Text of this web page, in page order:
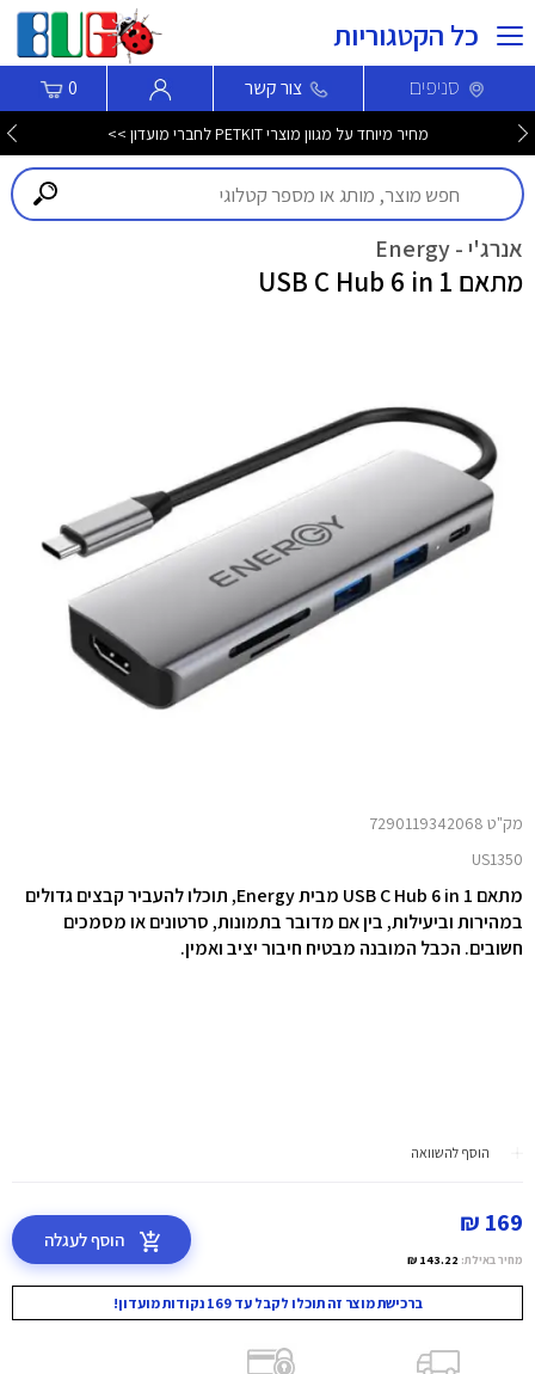
כל הקטגוריות
סניפים צור קשר 0
מחיר מיוחד על מגוון מוצרי PETKIT לחברי מועדון >>
אנרג'י - Energy
מתאם USB C Hub 6 in 1
מק"ט 7290119342068
US1350
מתאם USB C Hub 6 in 1 מבית Energy, תוכלו להעביר קבצים גדולים
במהירות וביעילות, בין אם מדובר בתמונות, סרטונים או מסמכים
חשובים. הכבל המובנה מבטיח חיבור יציב ואמין.
הוסף להשוואה
169 ₪
מחיר באילת: 143.22 ₪
הוסף לעגלה
ברכישת מוצר זה תוכלו לקבל עד 169 נקודות מועדון!